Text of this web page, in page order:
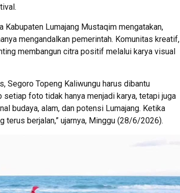
Lumajang Mustaqim mengatakan,
mengandalkan pemerintah. Komunitas kreatif,
membangun citra positif melalui karya visual
Segoro Topeng Kaliwungu harus dibantu
foto tidak hanya menjadi karya, tetapi juga
budaya, alam, dan potensi Lumajang. Ketika
berjalan,” ujarnya, Minggu (28/6/2026).